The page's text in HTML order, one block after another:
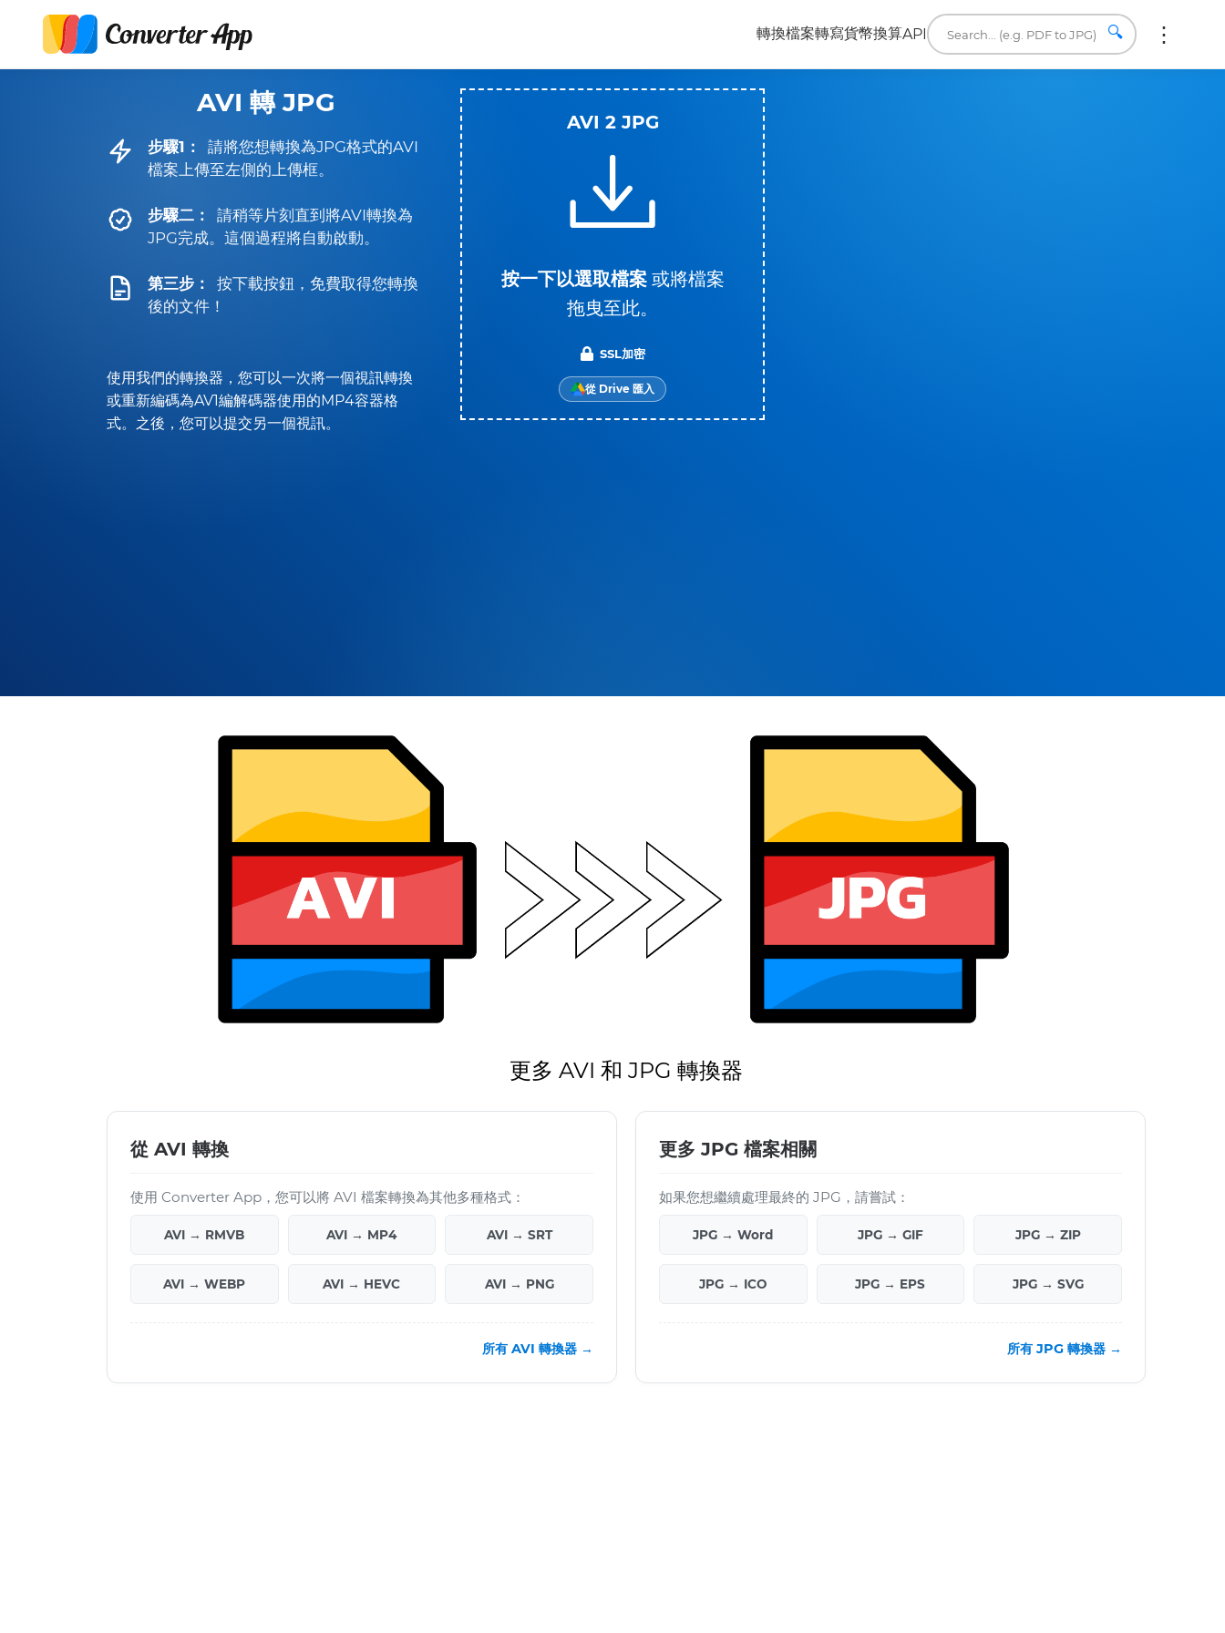
轉換檔案轉寫貨幣換算API 🔍
AVI 轉 JPG
步驟1：
請將您想轉換為JPG格式的AVI
檔案上傳至左側的上傳框。
步驟二：
請稍等片刻直到將AVI轉換為
JPG完成。這個過程將自動啟動。
第三步：
按下載按鈕，免費取得您轉換
後的文件！
使用我們的轉換器，您可以一次將一個視訊轉換
或重新編碼為AV1編解碼器使用的MP4容器格
式。之後，您可以提交另一個視訊。
AVI 2 JPG
按一下以選取檔案 或將檔案
拖曳至此。
SSL加密
從 Drive 匯入
更多 AVI 和 JPG 轉換器
從 AVI 轉換
使用 Converter App，您可以將 AVI 檔案轉換為其他多種格式：
AVI → RMVB AVI → MP4 AVI → SRT
AVI → WEBP AVI → HEVC AVI → PNG
所有 AVI 轉換器 →
更多 JPG 檔案相關
如果您想繼續處理最終的 JPG，請嘗試：
JPG → Word JPG → GIF JPG → ZIP
JPG → ICO JPG → EPS JPG → SVG
所有 JPG 轉換器 →